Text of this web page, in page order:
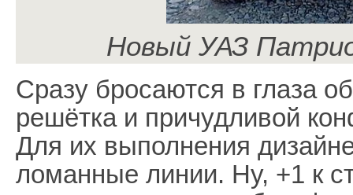
Новый УАЗ
Сразу бросаются в глаза
решётка и причудливой
Для их выполнения
ломанные линии. Ну, +1 к